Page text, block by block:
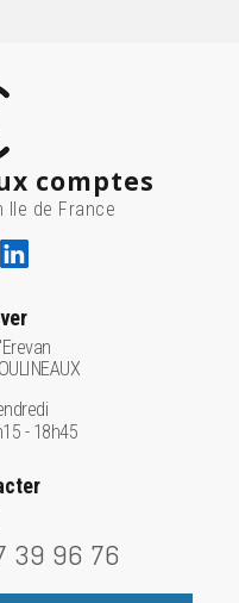
comptes
Ile de France
- 18h45
39 96 76